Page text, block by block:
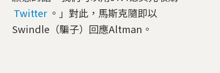
Twitter 。」對此，馬斯克隨即以
Swindle（騙子）回應Altman。